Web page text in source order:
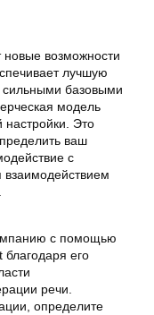
возможности
лучшую
сильными базовыми
модель
настройки. Это
ваш
с
взаимодействием
с помощью
его
речи.
определите